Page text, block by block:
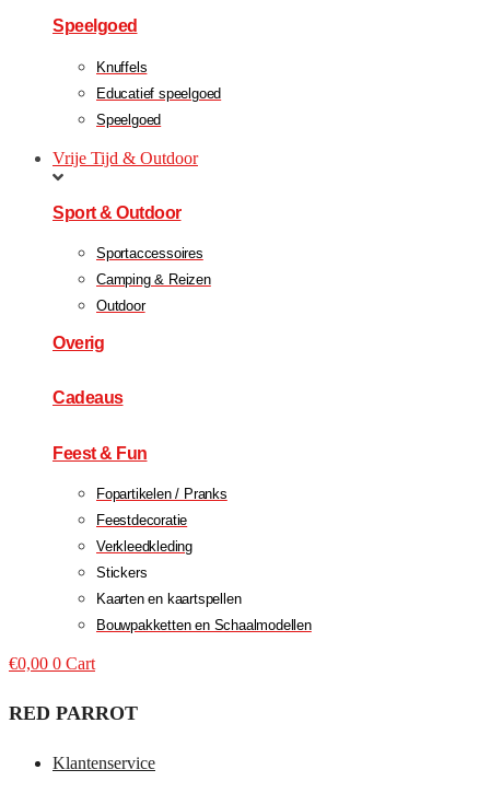
Speelgoed
Knuffels
Educatief speelgoed
Speelgoed
Vrije Tijd & Outdoor
Sport & Outdoor
Sportaccessoires
Camping & Reizen
Outdoor
Overig
Cadeaus
Feest & Fun
Fopartikelen / Pranks
Feestdecoratie
Verkleedkleding
Stickers
Kaarten en kaartspellen
Bouwpakketten en Schaalmodellen
€0,00 0 Cart
RED PARROT
Klantenservice